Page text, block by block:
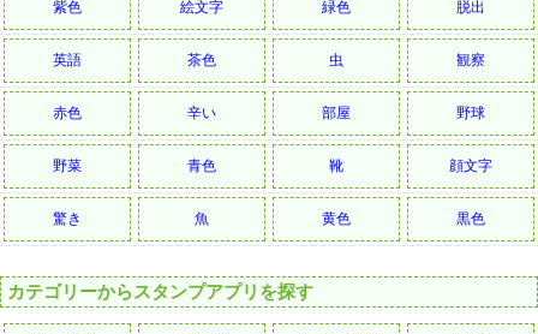
紫色 絵文字 緑色 脱出
英語 茶色 虫 観察
赤色 辛い 部屋 野球
野菜 青色 靴 顔文字
驚き 魚 黄色 黒色
カテゴリーからスタンプアプリを探す